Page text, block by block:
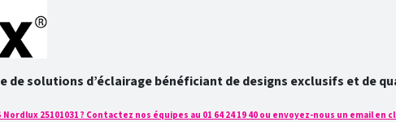
de solutions d’éclairage bénéficiant de designs exclusifs et de
25101031 ? Contactez nos équipes au 01 64 24 19 40 ou envoyez-nous un email en